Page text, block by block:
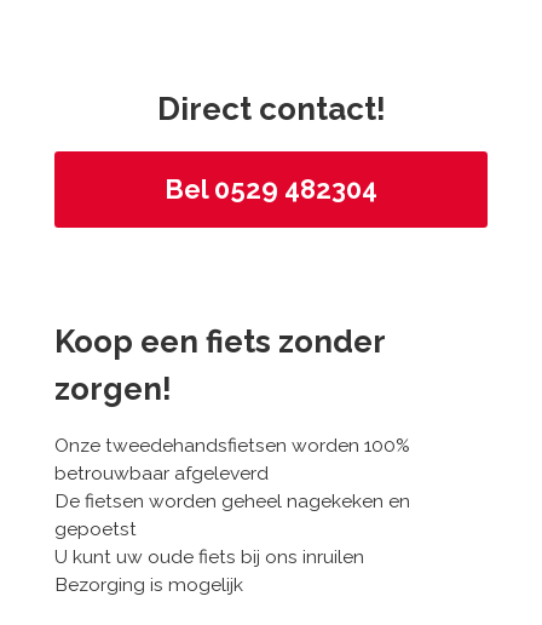
Direct contact!
Bel 0529 482304
Koop een fiets zonder
zorgen!
Onze tweedehandsfietsen worden 100%
betrouwbaar afgeleverd
De fietsen worden geheel nagekeken en
gepoetst
U kunt uw oude fiets bij ons inruilen
Bezorging is mogelijk